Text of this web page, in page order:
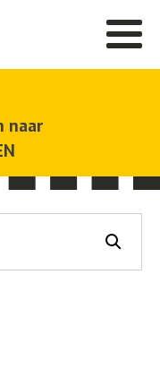
naar